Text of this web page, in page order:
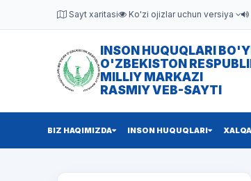
Sayt xaritasi Ko'zi ojizlar uchun versiya
INSON HUQUQLARI
O'ZBEKISTON
MILLIY MARKAZI
RASMIY VEB-SAYTI
BIZ HAQIMIZDA INSON HUQUQLARI